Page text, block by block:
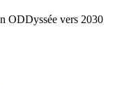
ODDyssée vers 2030